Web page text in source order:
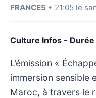
FRANCE5 • 21:05 le
Culture Infos -
L’émission «
immersion sensible
Maroc, à travers le